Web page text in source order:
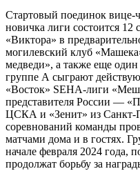
Стартовый поединок вице-
новичка лиги состоится
«Виктора» в
могилевский клуб
медведи», а также еще
группе А сыграют
«Восток» SEHA-лиги
представителя России —
ЦСКА и «Зенит» из Санкт-
соревнований команды
матчами дома и в гостях.
начале февраля 2024 года,
продолжат борьбу за